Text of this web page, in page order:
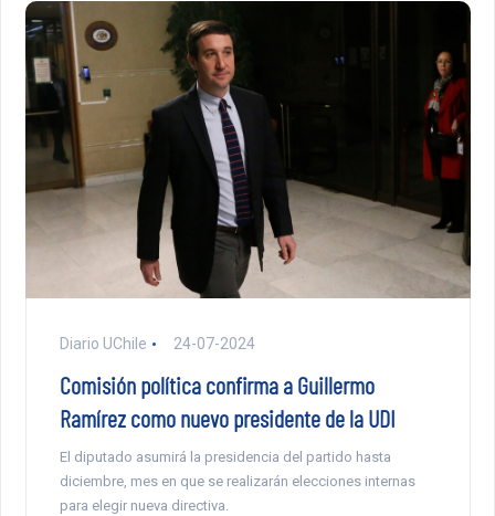
Diario UChile 24-07-2024
Comisión política confirma a Guillermo
Ramírez como nuevo presidente de la UDI
El diputado asumirá la presidencia del partido hasta
diciembre, mes en que se realizarán elecciones internas
para elegir nueva directiva.